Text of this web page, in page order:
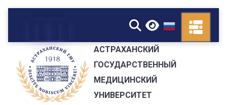
▼
АСТРАХАНСКИЙ
ГОСУДАРСТВЕННЫЙ
МЕДИЦИНСКИЙ
УНИВЕРСИТЕТ